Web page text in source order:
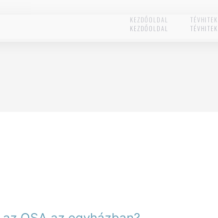
KEZDŐOLDAL TÉVHITEK
KEZDŐOLDAL TÉVHITEK